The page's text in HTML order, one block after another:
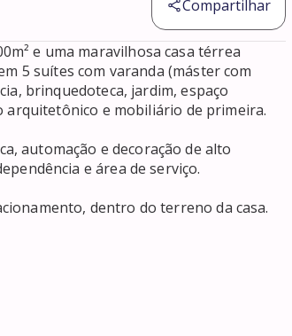
Compartilhar
e uma maravilhosa casa térrea
5 suítes com varanda (máster com
brinquedoteca, jardim, espaço
e mobiliário de primeira.
automação e decoração de alto
e área de serviço.
dentro do terreno da casa.